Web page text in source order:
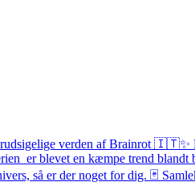
verden af Brainrot 🇮🇹✨
er blevet en kæmpe trend blandt
så er der noget for dig. 🃏